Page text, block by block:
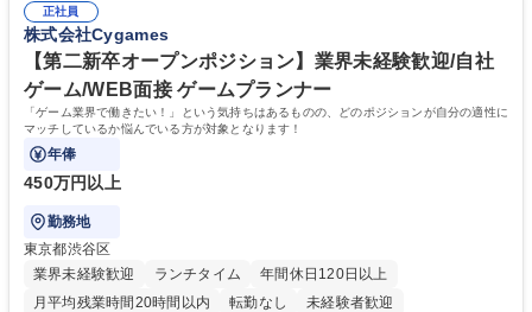
年休120日/デスクワーク中心で残業少なめ
整、資料作成、当日の運営サポート 学歴・資格 学歴：大学院 大学 語学
力： 資格：
正社員
株式会社Cygames
【第二新卒オープンポジション】業界未経験歓迎/自社
ゲーム/WEB面接 ゲームプランナー
「ゲーム業界で働きたい！」という気持ちはあるものの、どのポジションが自分の適性に
マッチしているか悩んでいる方が対象となります！
年俸
450万円以上
勤務地
東京都渋谷区
業界未経験歓迎
ランチタイム
年間休日120日以上
月平均残業時間20時間以内
転勤なし
未経験者歓迎